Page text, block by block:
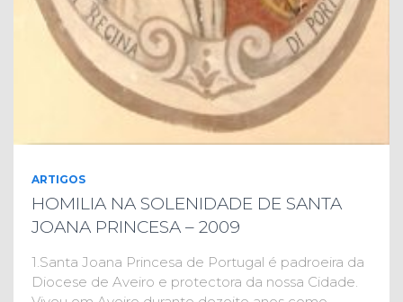
ARTIGOS
HOMILIA NA SOLENIDADE DE SANTA
JOANA PRINCESA – 2009
1.Santa Joana Princesa de Portugal é padroeira da
Diocese de Aveiro e protectora da nossa Cidade.